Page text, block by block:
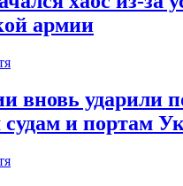
армии
вновь ударили
и портам